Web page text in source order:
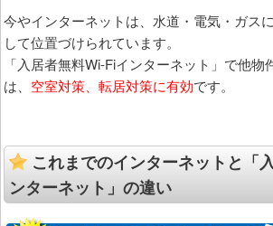
今やインターネットは、水道・電気・ガス
して位置づけられています。
「入居者無料Wi-Fiインターネット」で他物
は、 空室対策、転居対策に有効です。
これまでのインターネットと「
ンターネット」の違い